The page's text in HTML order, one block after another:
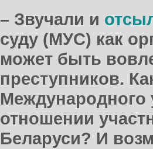
– Звучали и
суду (МУС) как
может быть
преступников.
Международного
отношении
Беларуси? И